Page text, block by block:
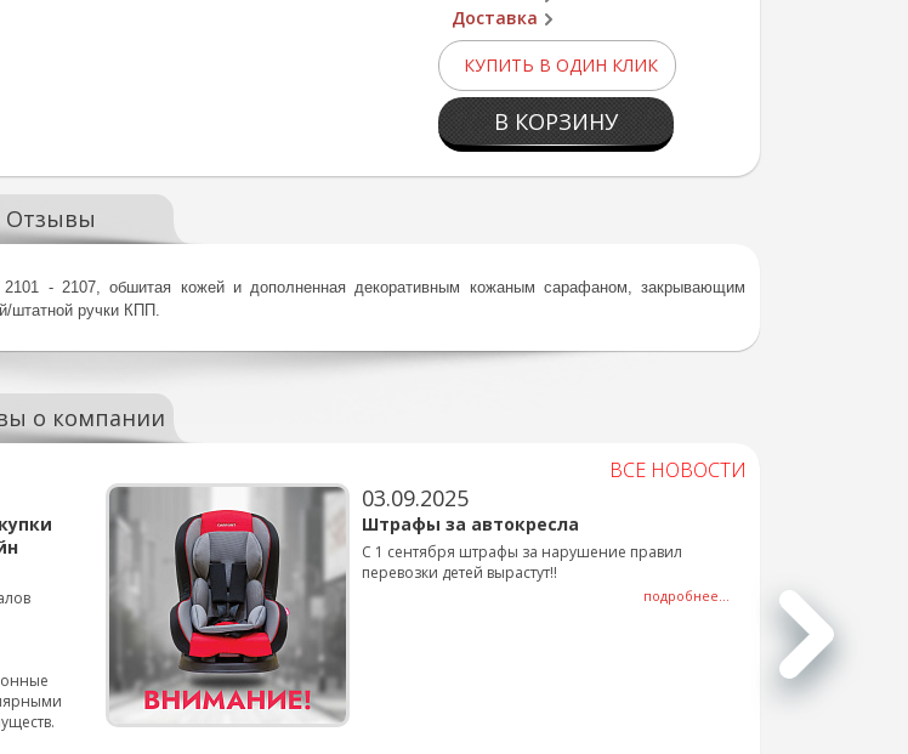
Доставка
КУПИТЬ В ОДИН КЛИК
В КОРЗИНУ
Отзывы
- 2107, обшитая кожей и дополненная декоративным кожаным сарафаном, закрывающим
штатной ручки КПП.
о компании
ВСЕ НОВОСТИ
03.09.2025
Штрафы за автокресла
С 1 сентября штрафы за нарушение правил
перевозки детей вырастут!!
подробнее...